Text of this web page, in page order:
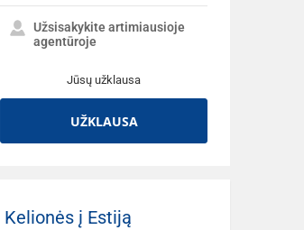
Užsisakykite artimiausioje
agentūroje
Jūsų užklausa
UŽKLAUSA
Kelionės į Estiją